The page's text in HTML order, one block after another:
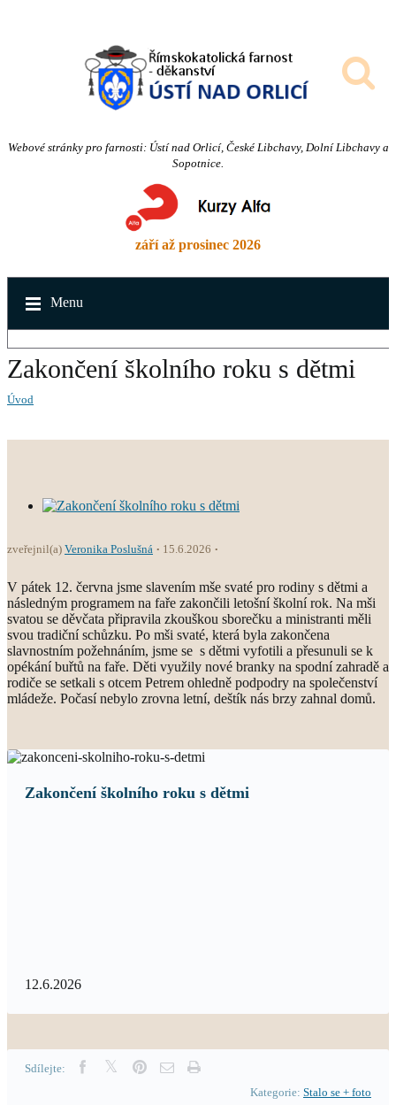
Webové stránky pro farnosti: Ústí nad Orlicí, České Libchavy, Dolní Libchavy a
Sopotnice.
září až prosinec 2026
Menu
Zakončení školního roku s dětmi
Úvod
zveřejnil(a) Veronika Poslušná 15.6.2026
V pátek 12. června jsme slavením mše svaté pro rodiny s dětmi a
následným programem na faře zakončili letošní školní rok. Na mši
svatou se děvčata připravila zkouškou sborečku a ministranti měli
svou tradiční schůzku. Po mši svaté, která byla zakončena
slavnostním požehnáním, jsme se s dětmi vyfotili a přesunuli se k
opékání buřtů na faře. Děti využily nové branky na spodní zahradě a
rodiče se setkali s otcem Petrem ohledně podpodry na společenství
mládeže. Počasí nebylo zrovna letní, deštík nás brzy zahnal domů.
Zakončení školního roku s dětmi
12.6.2026
Sdílejte:
Kategorie: Stalo se + foto